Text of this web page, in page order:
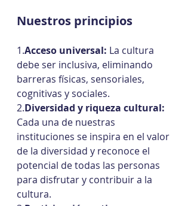
Nuestros principios
1.Acceso universal: La cultura
debe ser inclusiva, eliminando
barreras físicas, sensoriales,
cognitivas y sociales.
2.Diversidad y riqueza cultural:
Cada una de nuestras
instituciones se inspira en el valor
de la diversidad y reconoce el
potencial de todas las personas
para disfrutar y contribuir a la
cultura.